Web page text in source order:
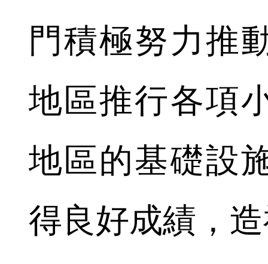
門積極努力推
地區推行各項
地區的基礎設
得良好成績，